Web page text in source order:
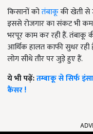
किसानों कोतंबाकूकी खेती से
इससे रोजगार का संकट भी
भरपूर काम कर रही हैं. तंबाकू
आर्थिक हालत काफी सुधर
लोग सीधे तौर पर जुड़े हुए हैं.
ये भी पढ़ें:तम्बाकू से सिर्फ
कैंसर !